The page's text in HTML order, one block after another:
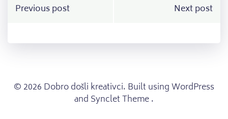
Post
navigation
Previous post
navigation
Next post
© 2026 Dobro došli kreativci. Built using WordPress
and Synclet Theme .